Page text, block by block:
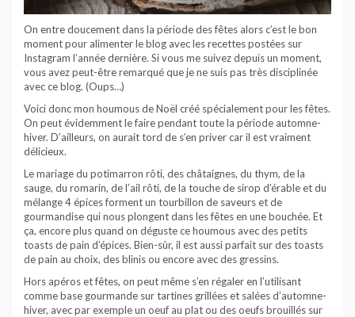
On entre doucement dans la période des fêtes alors c’est le bon
moment pour alimenter le blog avec les recettes postées sur
Instagram l’année dernière. Si vous me suivez depuis un moment,
vous avez peut-être remarqué que je ne suis pas très disciplinée
avec ce blog. (Oups…)
Voici donc mon houmous de Noël créé spécialement pour les fêtes.
On peut évidemment le faire pendant toute la période automne-
hiver. D’ailleurs, on aurait tord de s’en priver car il est vraiment
délicieux.
Le mariage du potimarron rôti, des châtaignes, du thym, de la
sauge, du romarin, de l’ail rôti, de la touche de sirop d’érable et du
mélange 4 épices forment un tourbillon de saveurs et de
gourmandise qui nous plongent dans les fêtes en une bouchée. Et
ça, encore plus quand on déguste ce houmous avec des petits
toasts de pain d’épices. Bien-sûr, il est aussi parfait sur des toasts
de pain au choix, des blinis ou encore avec des gressins.
Hors apéros et fêtes, on peut même s’en régaler en l’utilisant
comme base gourmande sur tartines grillées et salées d’automne-
hiver, avec par exemple un oeuf au plat ou des oeufs brouillés sur